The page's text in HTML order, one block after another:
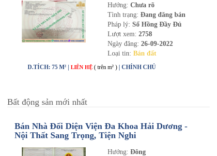
Hướng: Chưa rõ
Tình trạng: Đang đăng bán
Pháp lý: Sổ Hồng Đầy Đủ
Lượt xem: 2758
Ngày đăng: 26-09-2022
Loại tin: Bán đất
D.TÍCH: 75 M² | LIÊN HỆ ( trên m² ) | CHÍNH CHỦ
Bất động sản mới nhất
Bán Nhà Đối Diện Viện Đa Khoa Hải Dương -
Nội Thất Sang Trọng, Tiện Nghi
Hướng: Đông